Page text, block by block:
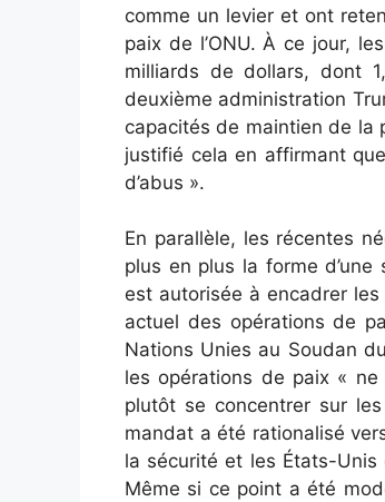
comme un levier et ont
paix de l’ONU. À ce jour,
milliards de dollars, dont
deuxième administration
capacités de maintien de la
justifié cela en affirmant
d’abus ».
En parallèle, les récentes
plus en plus la forme
est autorisée à encadrer
actuel des opérations de
Nations Unies au Soudan
les opérations de paix «
plutôt se concentrer sur
mandat a été rationalisé
la sécurité et les États-Unis
Même si ce point a été